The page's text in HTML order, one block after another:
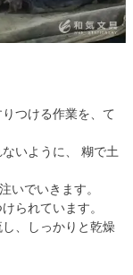
つける作業を、て
いように、 糊で土
いでいきます。
られています。
、しっかりと乾燥